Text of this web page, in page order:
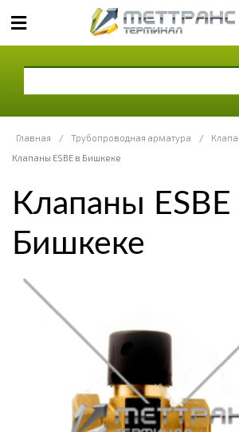
Главная / Трубопроводная арматура /
Клапаны ESBE в Бишкеке
Клапаны ESBE
Бишкеке